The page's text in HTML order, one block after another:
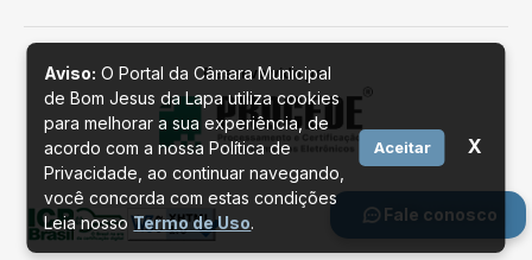
Fale conosco
Desenvolvido por
Aviso: O Portal da Câmara Municipal
de Bom Jesus da Lapa utiliza cookies
para melhorar a sua experiência, de
acordo com a nossa Política de
Privacidade, ao continuar navegando,
você concorda com estas condições
Leia nossoTermo de Uso.
Aceitar X